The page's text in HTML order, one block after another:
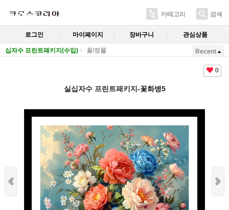
카테고리 검색
로그인 마이페이지 장바구니 관심상품
십자수 프린트패키지(수입) 꽃/정물 Recent
0
실십자수 프린트패키지-꽃화병5